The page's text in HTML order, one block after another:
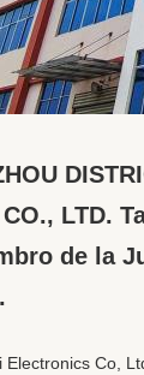
CO., LTD.
de la
Co,